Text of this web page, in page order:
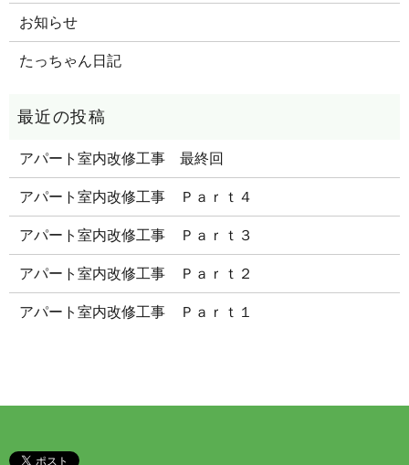
お知らせ
たっちゃん日記
アパート室内改修工事 最終回
アパート室内改修工事 Ｐａｒｔ４
アパート室内改修工事 Ｐａｒｔ３
アパート室内改修工事 Ｐａｒｔ２
アパート室内改修工事 Ｐａｒｔ１